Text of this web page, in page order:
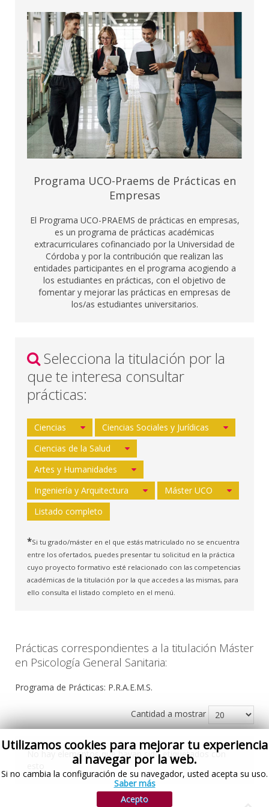
Programa UCO-Praems de Prácticas en
Empresas
El Programa UCO-PRAEMS de prácticas en empresas,
es un programa de prácticas académicas
extracurriculares cofinanciado por la Universidad de
Córdoba y por la contribución que realizan las
entidades participantes en el programa acogiendo a
los estudiantes en prácticas, con el objetivo de
fomentar y mejorar las prácticas en empresas de
los/as estudiantes universitarios.
Selecciona la titulación por la
que te interesa consultar
prácticas:
Ciencias
Ciencias Sociales y Jurídicas
Ciencias de la Salud
Artes y Humanidades
Ingeniería y Arquitectura
Máster UCO
Listado completo
*Si tu grado/máster en el que estás matriculado no se encuentra
entre los ofertados, puedes presentar tu solicitud en la práctica
cuyo proyecto formativo esté relacionado con las competencias
académicas de la titulación por la que accedes a las mismas, para
ello consulta el listado completo en el menú.
Prácticas correspondientes a la titulación Máster
en Psicología General Sanitaria:
Programa de Prácticas: P.R.A.E.M.S.
Cantidad a mostrar
No hay elementos que hayan sido etiquetados con
Utilizamos cookies para mejorar tu experiencia
al navegar por la web.
Si no cambia la configuración de su navegador, usted acepta su uso.
Saber más
Acepto